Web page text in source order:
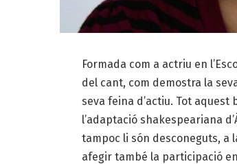
Formada com a actriu en
del cant, com demostra la
seva feina d’actiu. Tot
l’adaptació shakespeariana
tampoc li són desconeguts, a
afegir també la participació